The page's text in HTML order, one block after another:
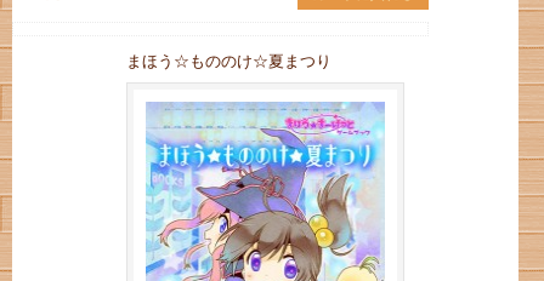
まほう☆もののけ☆夏まつり